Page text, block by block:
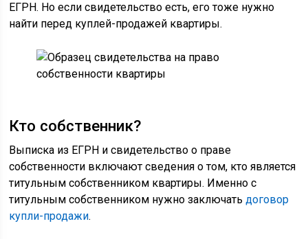
ЕГРН. Но если свидетельство есть, его тоже нужно
найти перед куплей-продажей квартиры.
Кто собственник?
Выписка из ЕГРН и свидетельство о праве
собственности включают сведения о том, кто является
титульным собственником квартиры. Именно с
титульным собственником нужно заключатьдоговор
купли-продажи.